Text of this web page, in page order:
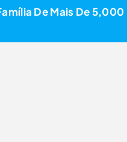
De Mais De